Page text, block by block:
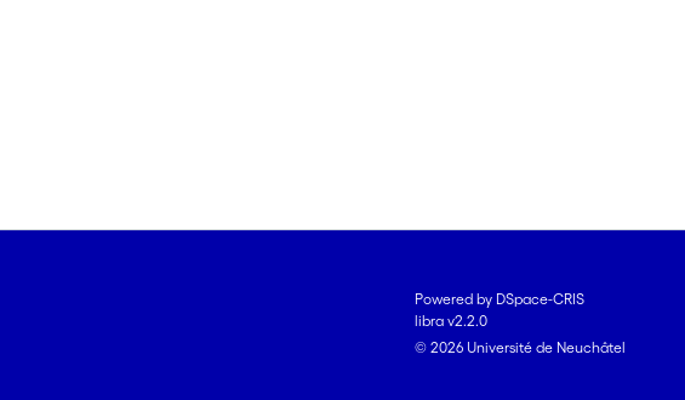
Powered by DSpace-CRIS
libra v2.2.0
© 2026 Université de Neuchâtel